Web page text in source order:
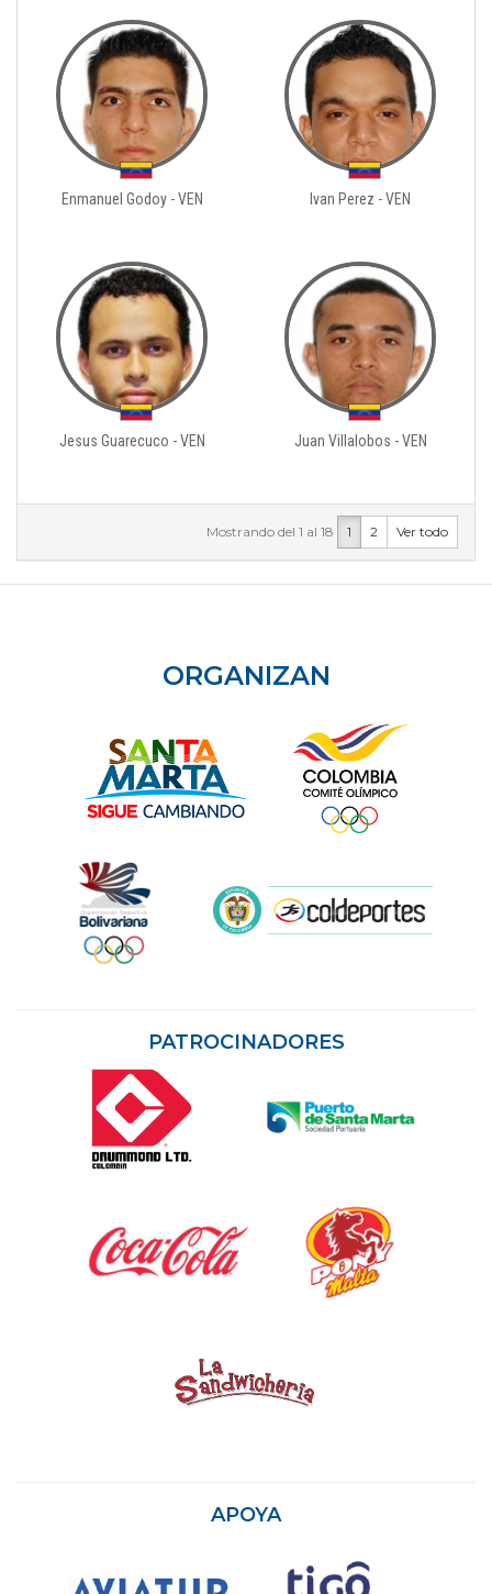
Enmanuel Godoy - VEN Ivan Perez - VEN
Jesus Guarecuco - VEN Juan Villalobos - VEN
Mostrando del 1 al 18 1 2 Ver todo
ORGANIZAN
PATROCINADORES
APOYA